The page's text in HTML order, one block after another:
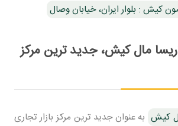
کیش : بلوار ایران، خیابان وصال
مال کیش، جدید ترین مرکز
کیش به عنوان جدید ترین مرکز بازار تجاری